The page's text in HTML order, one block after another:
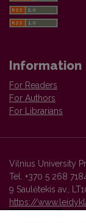
Information
For Readers
For Authors
For Librarians
Vilnius University
Tel. +370 5 268
9 Saulėtekis av.,
https://